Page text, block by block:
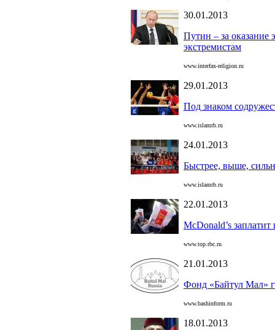
30.01.2013
Путин – за оказание
экстремистам
www.interfax-religion.ru
29.01.2013
Под знаком
www.islamrb.ru
24.01.2013
Быстрее, выше,
www.islamrb.ru
22.01.2013
McDonald’s
www.top.rbc.ru
21.01.2013
Фонд «Байтул Мал»
www.bashinform.ru
18.01.2013